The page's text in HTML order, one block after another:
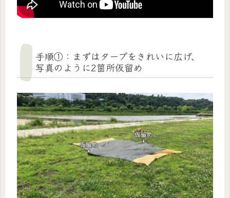
手順①：まずはタープをきれいに広げ、
写真のように2箇所仮留め